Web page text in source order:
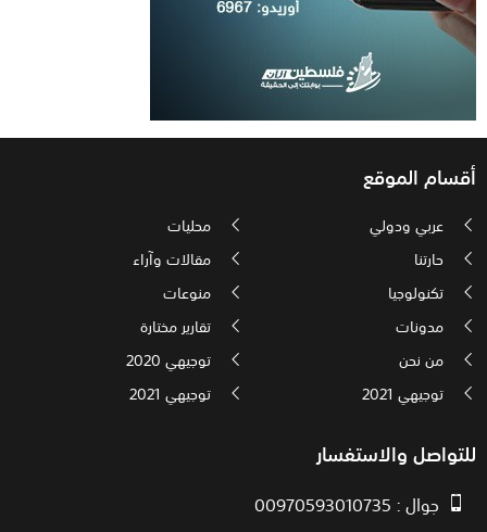
أقسام الموقع
عربي ودولي
محليات
حارتنا
مقالات وآراء
تكنولوجيا
منوعات
مدونات
تقارير مختارة
من نحن
توجيهي 2020
توجيهي 2021
توجيهي 2021
للتواصل والاستفسار
جوال : 00970593010735